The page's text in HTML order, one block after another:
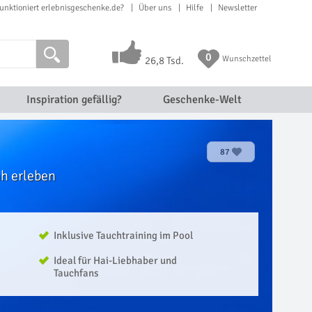
erlebnisgeschenke.de? Über uns Hilfe Newsletter
26,8 Tsd. 0 Wunschzettel
Inspiration gefällig? Geschenke-Welt
87
erleben
Inklusive Tauchtraining im Pool
Ideal für Hai-Liebhaber und
Tauchfans